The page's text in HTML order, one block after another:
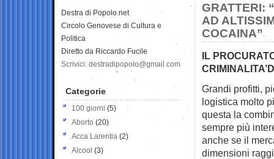
GRATTERI:
AD
COCAINA”
IL
Grandi profitti,
logistica molto
questa la
sempre più
anche se il
dimensioni
Destra di Popolo.net
Circolo Genovese di Cultura e
Politica
Diretto da Riccardo Fucile
Scrivici: destradipopolo@gmail.com
Categorie
100 giorni (5)
Aborto (20)
Acca Larentia (2)
Alcool (3)